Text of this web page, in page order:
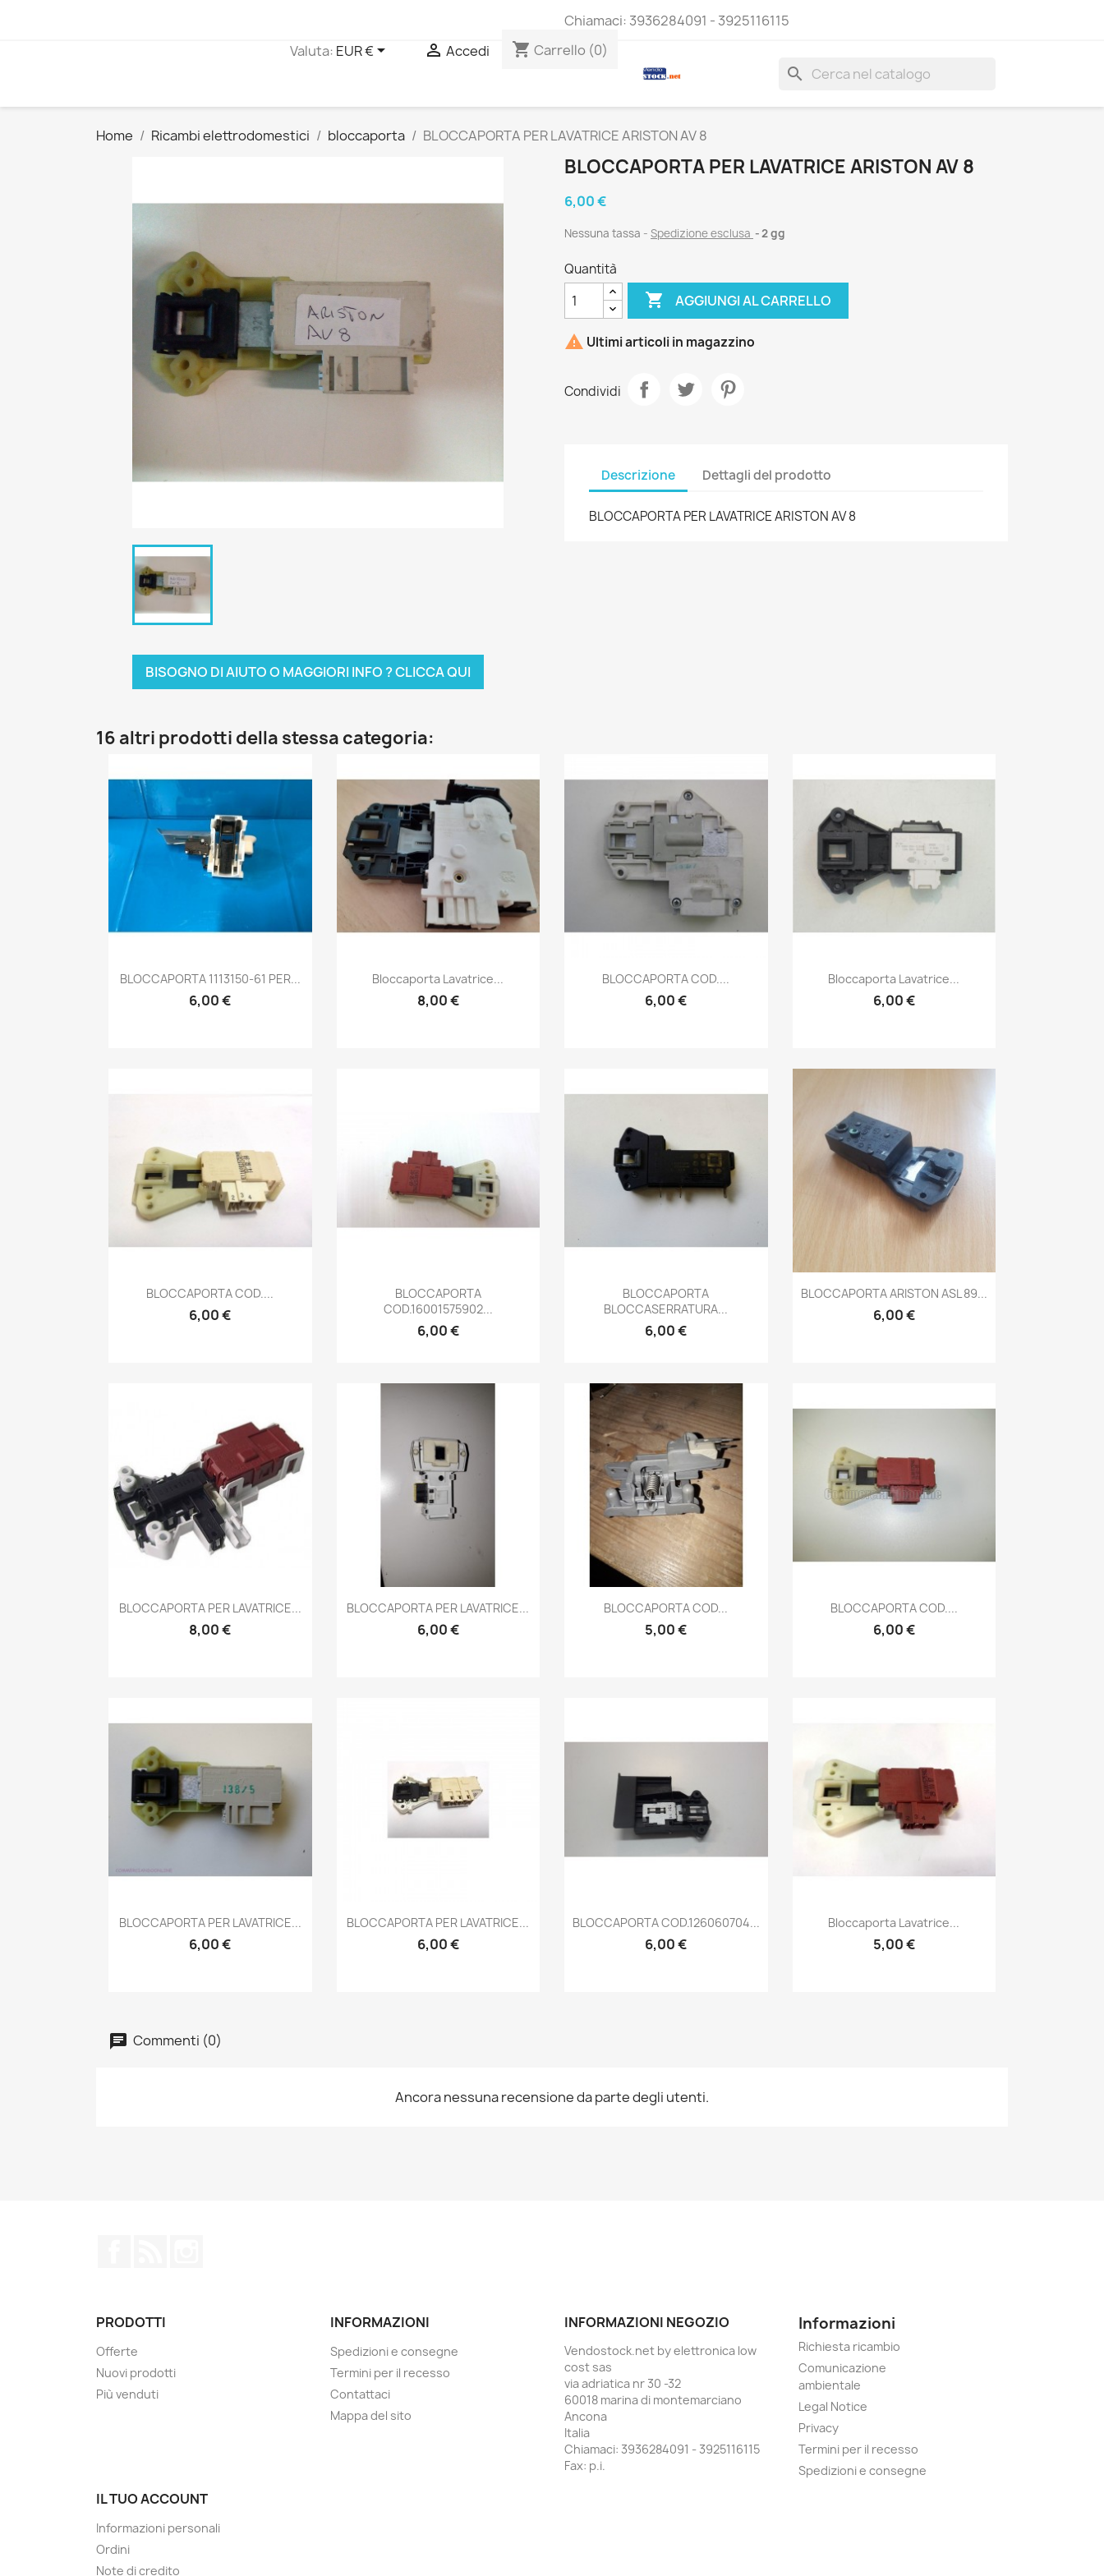
Chiamaci: 3936284091 - 3925116115
Valuta: EUR €  Accedi shopping_cart Carrello (0)
search
Home Ricambi elettrodomestici bloccaporta BLOCCAPORTA PER LAVATRICE ARISTON AV 8
BISOGNO DI AIUTO O MAGGIORI INFO ? CLICCA QUI
BLOCCAPORTA PER LAVATRICE ARISTON AV 8
6,00 €
Nessuna tassa Spedizione esclusa 2 gg
Quantità
 AGGIUNGI AL CARRELLO
 Ultimi articoli in magazzino
Condividi
Descrizione Dettagli del prodotto
BLOCCAPORTA PER LAVATRICE ARISTON AV 8
16 altri prodotti della stessa categoria:
Anteprima
BLOCCAPORTA 1113150-61 PER...
6,00 €
Anteprima
Bloccaporta Lavatrice...
8,00 €
Anteprima
BLOCCAPORTA COD....
6,00 €
Anteprima
Bloccaporta Lavatrice...
6,00 €
Anteprima
BLOCCAPORTA COD....
6,00 €
Anteprima
BLOCCAPORTA
COD.16001575902...
6,00 €
Anteprima
BLOCCAPORTA
BLOCCASERRATURA...
6,00 €
Anteprima
BLOCCAPORTA ARISTON ASL 89...
6,00 €
Anteprima
BLOCCAPORTA PER LAVATRICE...
8,00 €
Anteprima
BLOCCAPORTA PER LAVATRICE...
6,00 €
Anteprima
BLOCCAPORTA COD...
5,00 €
Anteprima
BLOCCAPORTA COD....
6,00 €
Anteprima
BLOCCAPORTA PER LAVATRICE...
6,00 €
Anteprima
BLOCCAPORTA PER LAVATRICE...
6,00 €
Anteprima
BLOCCAPORTA COD.126060704...
6,00 €
Anteprima
Bloccaporta Lavatrice...
5,00 €
Commenti (0)
Ancora nessuna recensione da parte degli utenti.
PRODOTTI
Offerte
Nuovi prodotti
Più venduti
INFORMAZIONI
Spedizioni e consegne
Termini per il recesso
Contattaci
Mappa del sito
INFORMAZIONI NEGOZIO
Vendostock.net by elettronica low
cost sas
via adriatica nr 30 -32
60018 marina di montemarciano
Ancona
Italia
Chiamaci: 3936284091 - 3925116115
Fax: p.i.
Informazioni
Richiesta ricambio
Comunicazione
ambientale
Legal Notice
Privacy
Termini per il recesso
Spedizioni e consegne
IL TUO ACCOUNT
Informazioni personali
Ordini
Note di credito